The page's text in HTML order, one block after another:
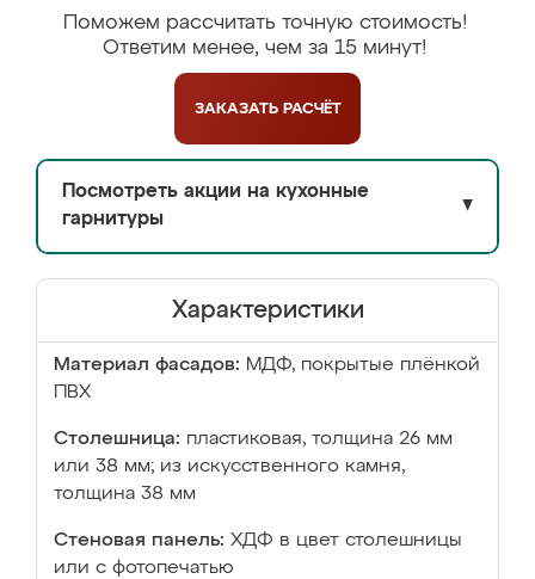
Поможем рассчитать точную стоимость!
Ответим менее, чем за 15 минут!
ЗАКАЗАТЬ РАСЧЁТ
Посмотреть акции на кухонные
гарнитуры
▼
Характеристики
Материал фасадов: МДФ, покрытые плёнкой
ПВХ
Столешница: пластиковая, толщина 26 мм
или 38 мм; из искусственного камня,
толщина 38 мм
Стеновая панель: ХДФ в цвет столешницы
или с фотопечатью